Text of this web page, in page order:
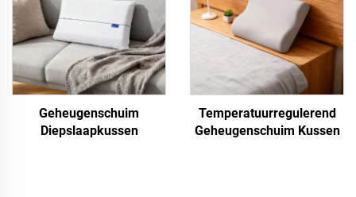
Geheugenschuim
Diepslaapkussen
Temperatuurregulerend
Geheugenschuim Kussen